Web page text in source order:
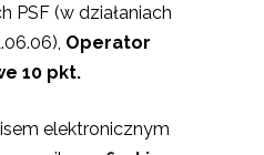
PSF (w działaniach
Operator
10 pkt.
elektronicznym